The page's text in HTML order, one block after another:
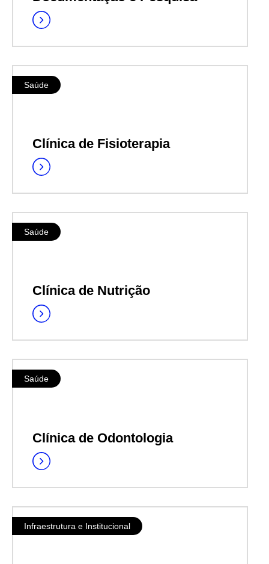
Saúde
Clínica de Fisioterapia
Saúde
Clínica de Nutrição
Saúde
Clínica de Odontologia
Infraestrutura e Institucional